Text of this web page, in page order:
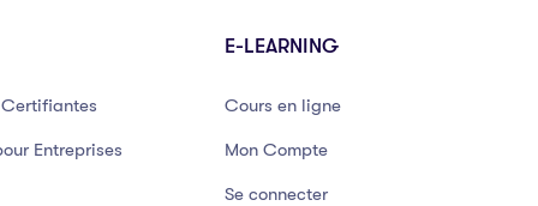
Entreprises
E-LEARNING
Cours en ligne
Mon Compte
Se connecter